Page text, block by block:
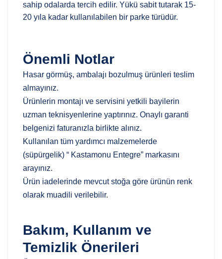
sahip odalarda tercih edilir. Yükü sabit tutarak 15-
20 yıla kadar kullanılabilen bir parke türüdür.
Önemli Notlar
Hasar görmüş, ambalajı bozulmuş ürünleri teslim
almayınız.
Ürünlerin montajı ve servisini yetkili bayilerin
uzman teknisyenlerine yaptırınız. Onaylı garanti
belgenizi faturanızla birlikte alınız.
Kullanılan tüm yardımcı malzemelerde
(süpürgelik) “ Kastamonu Entegre” markasını
arayınız.
Ürün iadelerinde mevcut stoğa göre ürünün renk
olarak muadili verilebilir.
Bakım, Kullanım ve
Temizlik Önerileri